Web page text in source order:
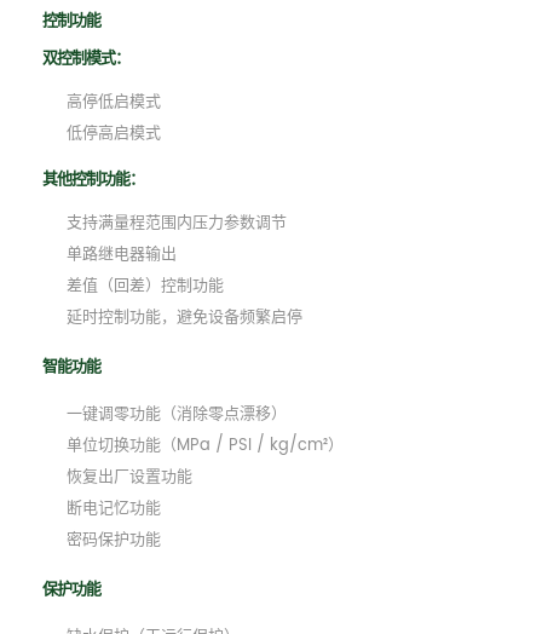
控制功能
双控制模式：
高停低启模式
低停高启模式
其他控制功能：
支持满量程范围内压力参数调节
单路继电器输出
差值（回差）控制功能
延时控制功能，避免设备频繁启停
智能功能
一键调零功能（消除零点漂移）
单位切换功能（MPa / PSI / kg/cm²）
恢复出厂设置功能
断电记忆功能
密码保护功能
保护功能